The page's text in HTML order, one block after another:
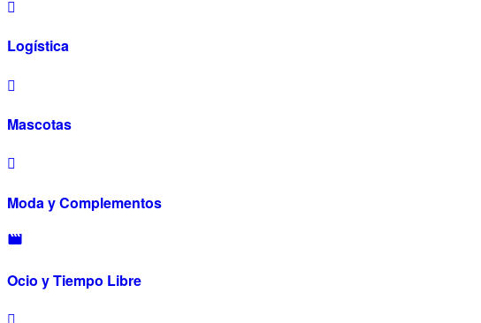
Logística
Mascotas
Moda y Complementos
Ocio y Tiempo Libre